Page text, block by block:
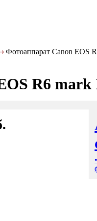
Фотоаппарат Canon EOS
R6